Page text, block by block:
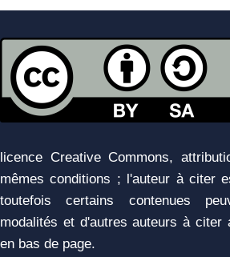
licence Creative Commons,
mêmes conditions ; l'auteur à citer
toutefois certains contenues
modalités et d'autres auteurs à citer
en bas de page.